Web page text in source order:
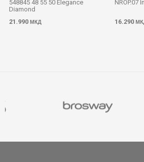
548845 48 55 50 Elegance
Diamond
21.990 МКД
NROP.07
16.290